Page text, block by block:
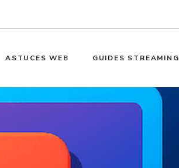
ASTUCES WEB GUIDES STREAMING